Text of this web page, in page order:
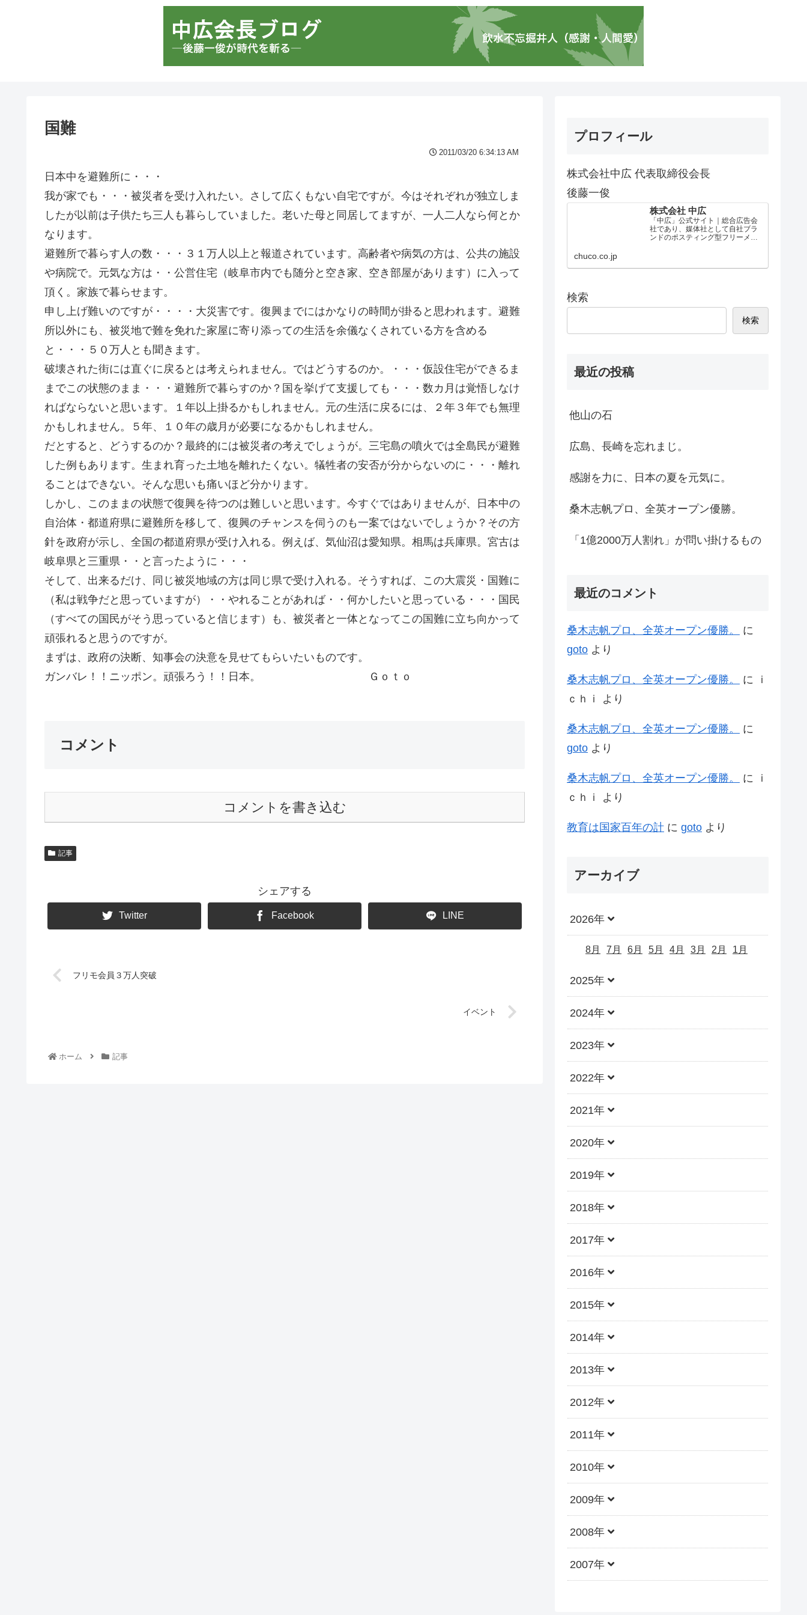
国難
2011/03/20 6:34:13 AM
日本中を避難所に・・・
我が家でも・・・被災者を受け入れたい。さして広くもない自宅ですが。今はそれぞれが独立しま
したが以前は子供たち三人も暮らしていました。老いた母と同居してますが、一人二人なら何とか
なります。
避難所で暮らす人の数・・・３１万人以上と報道されています。高齢者や病気の方は、公共の施設
や病院で。元気な方は・・公営住宅（岐阜市内でも随分と空き家、空き部屋があります）に入って
頂く。家族で暮らせます。
申し上げ難いのですが・・・・大災害です。復興までにはかなりの時間が掛ると思われます。避難
所以外にも、被災地で難を免れた家屋に寄り添っての生活を余儀なくされている方を含める
と・・・５０万人とも聞きます。
破壊された街には直ぐに戻るとは考えられません。ではどうするのか。・・・仮設住宅ができるま
までこの状態のまま・・・避難所で暮らすのか？国を挙げて支援しても・・・数カ月は覚悟しなけ
ればならないと思います。１年以上掛るかもしれません。元の生活に戻るには、２年３年でも無理
かもしれません。５年、１０年の歳月が必要になるかもしれません。
だとすると、どうするのか？最終的には被災者の考えでしょうが。三宅島の噴火では全島民が避難
した例もあります。生まれ育った土地を離れたくない。犠牲者の安否が分からないのに・・・離れ
ることはできない。そんな思いも痛いほど分かります。
しかし、このままの状態で復興を待つのは難しいと思います。今すぐではありませんが、日本中の
自治体・都道府県に避難所を移して、復興のチャンスを伺うのも一案ではないでしょうか？その方
針を政府が示し、全国の都道府県が受け入れる。例えば、気仙沼は愛知県。相馬は兵庫県。宮古は
岐阜県と三重県・・と言ったように・・・
そして、出来るだけ、同じ被災地域の方は同じ県で受け入れる。そうすれば、この大震災・国難に
（私は戦争だと思っていますが）・・やれることがあれば・・何かしたいと思っている・・・国民
（すべての国民がそう思っていると信じます）も、被災者と一体となってこの国難に立ち向かって
頑張れると思うのですが。
まずは、政府の決断、知事会の決意を見せてもらいたいものです。
ガンバレ！！ニッポン。頑張ろう！！日本。 Ｇｏｔｏ
コメント
コメントを書き込む
記事
シェアする
Twitter Facebook LINE
フリモ会員３万人突破
イベント
ホーム 記事
プロフィール
株式会社中広 代表取締役会長
後藤一俊
株式会社 中広
「中広」公式サイト｜総合広告会
社であり、媒体社として自社ブラ
ンドのポスティング型フリーメデ
chuco.co.jp
検索
検索
最近の投稿
他山の石
広島、長崎を忘れまじ。
感謝を力に、日本の夏を元気に。
桑木志帆プロ、全英オープン優勝。
「1億2000万人割れ」が問い掛けるもの
最近のコメント
桑木志帆プロ、全英オープン優勝。
に
goto より
桑木志帆プロ、全英オープン優勝。 に
ｉ
ｃｈｉ
より
桑木志帆プロ、全英オープン優勝。
に
goto より
桑木志帆プロ、全英オープン優勝。 に
ｉ
ｃｈｉ
より
教育は国家百年の計 に goto より
アーカイブ
2026年
8月 7月 6月 5月 4月 3月 2月 1月
2025年
2024年
2023年
2022年
2021年
2020年
2019年
2018年
2017年
2016年
2015年
2014年
2013年
2012年
2011年
2010年
2009年
2008年
2007年